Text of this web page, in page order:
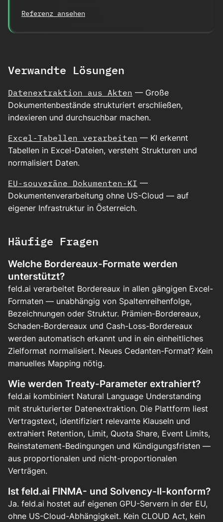
Referenz ansehen
Verwandte Lösungen
Datenextraktion aus Akten — Große
Dokumentenbestände strukturiert erschließen,
indexieren und durchsuchbar machen.
Excel-Tabellen verarbeiten — KI erkennt
Tabellen in Excel-Dateien, versteht Strukturen und
normalisiert Daten.
EU-souveräne Dokumenten-KI —
Dokumentenverarbeitung ohne US-Cloud — auf
eigener Infrastruktur in Österreich.
Häufige Fragen
Welche Bordereaux-Formate werden
unterstützt?
feld.ai verarbeitet Bordereaux in allen gängigen Excel-
Formaten — unabhängig von Spaltenreihenfolge,
Bezeichnungen oder Struktur. Prämien-Bordereaux,
Schaden-Bordereaux und Cash-Loss-Bordereaux
werden automatisch erkannt und in ein einheitliches
Zielformat normalisiert. Neues Cedanten-Format? Kein
manuelles Mapping nötig.
Wie werden Treaty-Parameter extrahiert?
feld.ai kombiniert Natural Language Understanding
mit strukturierter Datenextraktion. Die Plattform liest
Vertragstext, identifiziert relevante Klauseln und
extrahiert Retention, Limit, Quota Share, Event Limits,
Reinstatement-Bedingungen und Kündigungsfristen —
aus proportionalen und nicht-proportionalen
Verträgen.
Ist feld.ai FINMA- und Solvency-II-konform?
Ja. feld.ai hostet auf eigenen GPU-Servern in der EU,
ohne US-Cloud-Abhängigkeit. Kein CLOUD Act, kein